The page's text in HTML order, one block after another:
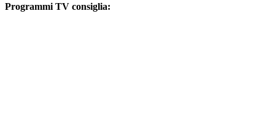
Programmi TV consiglia: